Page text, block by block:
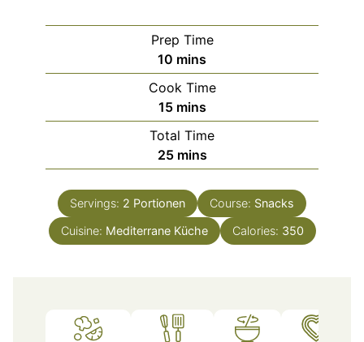
Prep Time
10 minutes
mins
Cook Time
15minutes
mins
Total Time
25minutes
mins
Servings: 2 Portionen Course: Snacks
Cuisine: Mediterrane Küche Calories: 350